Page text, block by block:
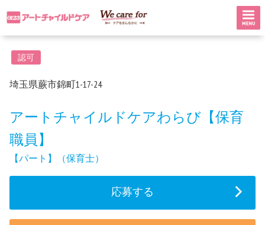
認可
埼玉県蕨市錦町1-17-24
アートチャイルドケアわらび【保育
職員】
【パート】（保育士）
応募する